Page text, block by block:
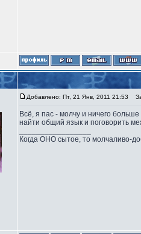
Добавлено: Пт, 21 Янв, 2011 21:53
Всё, я пас - молчу и ничего
найти общий язык и поговорить
Когда ОНО сытое, то молчаливо-